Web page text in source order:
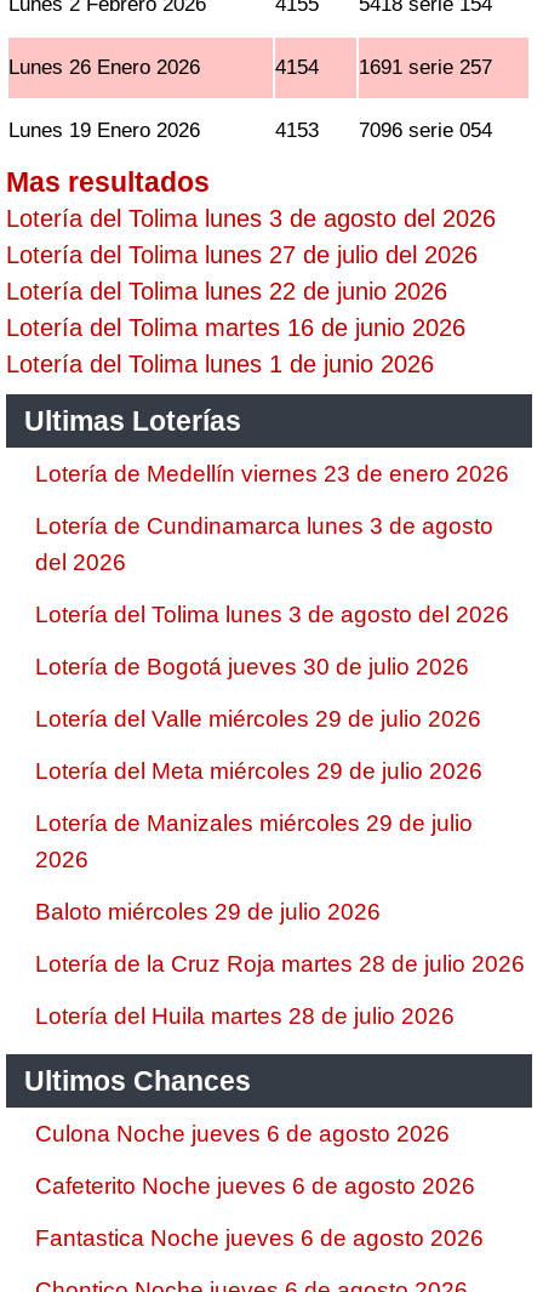
Lunes 26 Enero 2026 4154 1691 serie 257
Lunes 19 Enero 2026 4153 7096 serie 054
Mas resultados
Lotería del Tolima lunes 3 de agosto del 2026
Lotería del Tolima lunes 27 de julio del 2026
Lotería del Tolima lunes 22 de junio 2026
Lotería del Tolima martes 16 de junio 2026
Lotería del Tolima lunes 1 de junio 2026
Ultimas Loterías
Lotería de Medellín viernes 23 de enero 2026
Lotería de Cundinamarca lunes 3 de agosto
del 2026
Lotería del Tolima lunes 3 de agosto del 2026
Lotería de Bogotá jueves 30 de julio 2026
Lotería del Valle miércoles 29 de julio 2026
Lotería del Meta miércoles 29 de julio 2026
Lotería de Manizales miércoles 29 de julio
2026
Baloto miércoles 29 de julio 2026
Lotería de la Cruz Roja martes 28 de julio 2026
Lotería del Huila martes 28 de julio 2026
Ultimos Chances
Culona Noche jueves 6 de agosto 2026
Cafeterito Noche jueves 6 de agosto 2026
Fantastica Noche jueves 6 de agosto 2026